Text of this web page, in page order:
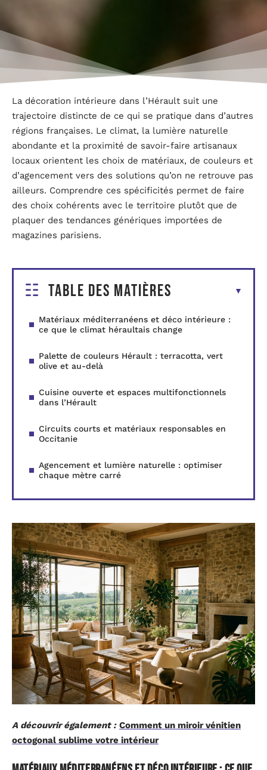
La décoration intérieure dans l’Hérault suit une
trajectoire distincte de ce qui se pratique dans d’autres
régions françaises. Le climat, la lumière naturelle
abondante et la proximité de savoir-faire artisanaux
locaux orientent les choix de matériaux, de couleurs et
d’agencement vers des solutions qu’on ne retrouve pas
ailleurs. Comprendre ces spécificités permet de faire
des choix cohérents avec le territoire plutôt que de
plaquer des tendances génériques importées de
magazines parisiens.
Table des matières
Matériaux méditerranéens et déco intérieure :
ce que le climat héraultais change
Palette de couleurs Hérault : terracotta, vert
olive et au-delà
Cuisine ouverte et espaces multifonctionnels
dans l’Hérault
Circuits courts et matériaux responsables en
Occitanie
Agencement et lumière naturelle : optimiser
chaque mètre carré
A découvrir également : Comment un miroir vénitien
octogonal sublime votre intérieur